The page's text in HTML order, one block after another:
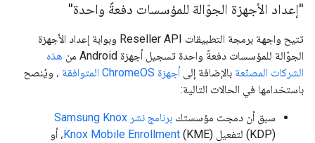
"إعداد الأجهزة الجوّالة للمؤسسات دفعةً واحدة"
تتيح واجهة برمجة التطبيقات Reseller API وبوابة إعداد الأجهزة
الجوّالة للمؤسسات دفعةً واحدة تسجيل أجهزة Android من
هذه
الشركات المصنّعة بالإضافة إلى أجهزة ChromeOS المتوافقة
، ويُنصح
باستخدامها في الحالات التالية:
سبق أن دمجت مؤسستك برنامج نشر Samsung Knox
(KDP) لتفعيل
Knox Mobile Enrollment (KME)، أو